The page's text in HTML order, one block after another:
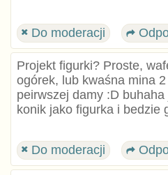
Do moderacji
Projekt figurki? Proste,
ogórek, lub kwaśna mina
peirwszej damy :D
konik jako figurka i bedzie
Do moderacji